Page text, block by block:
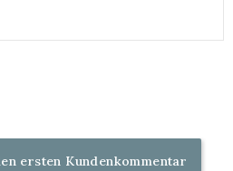
ersten Kundenkommentar